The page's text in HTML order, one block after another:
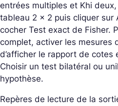
entrées multiples et Khi
tableau 2 × 2 puis cliquer sur
cocher Test exact de Fisher.
complet, activer les mesures
d’afficher le rapport de cotes
Choisir un test bilatéral ou
hypothèse.
Repères de lecture de la